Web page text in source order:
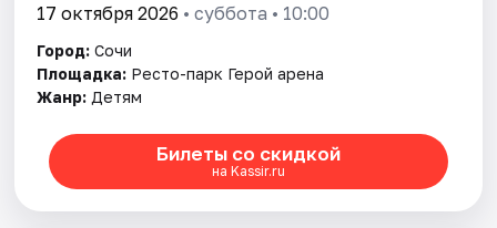
17 октября 2026 • суббота • 10:00
Город: Сочи
Площадка: Ресто-парк Герой арена
Жанр: Детям
Билеты со скидкой
на Kassir.ru